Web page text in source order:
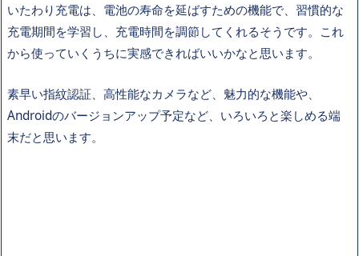
いたわり充電は、電池の寿命を延ばすための機能で、習慣的な
充電期間を学習し、充電時間を調節してくれるそうです。これ
から使っていくうちに実感できればいいかなと思います。
素早い指紋認証、高性能なカメラなど、魅力的な機能や、
Androidのバージョンアップ予定など、いろいろと楽しめる端
末だと思います。